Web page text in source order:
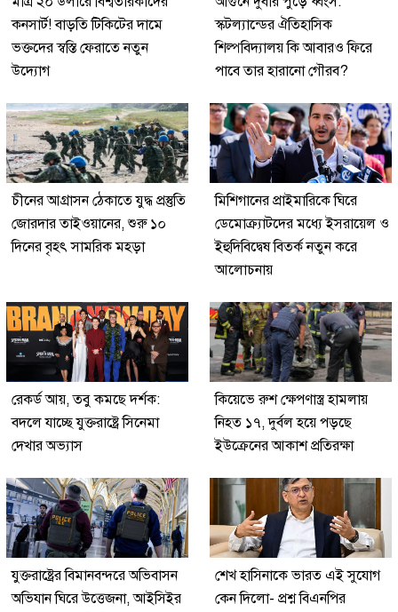
কনসার্ট! বাড়তি টিকিটের দামে
ভক্তদের স্বস্তি ফেরাতে নতুন
উদ্যোগ
স্কটল্যান্ডের ঐতিহাসিক
শিল্পবিদ্যালয় কি আবারও ফিরে
পাবে তার হারানো গৌরব?
চীনের আগ্রাসন ঠেকাতে যুদ্ধ প্রস্তুতি
জোরদার তাইওয়ানের, শুরু ১০
দিনের বৃহৎ সামরিক মহড়া
মিশিগানের প্রাইমারিকে ঘিরে
ডেমোক্র্যাটদের মধ্যে ইসরায়েল ও
ইহুদিবিদ্বেষ বিতর্ক নতুন করে
আলোচনায়
রেকর্ড আয়, তবু কমছে দর্শক:
বদলে যাচ্ছে যুক্তরাষ্ট্রে সিনেমা
দেখার অভ্যাস
কিয়েভে রুশ ক্ষেপণাস্ত্র হামলায়
নিহত ১৭, দুর্বল হয়ে পড়ছে
ইউক্রেনের আকাশ প্রতিরক্ষা
যুক্তরাষ্ট্রের বিমানবন্দরে অভিবাসন
অভিযান ঘিরে উত্তেজনা, আইসিইর
শেখ হাসিনাকে ভারত এই সুযোগ
কেন দিলো- প্রশ্ন বিএনপির